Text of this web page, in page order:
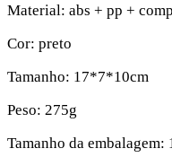
Material: abs + pp +
Cor: preto
Tamanho: 17*7*10cm
Peso: 275g
Tamanho da